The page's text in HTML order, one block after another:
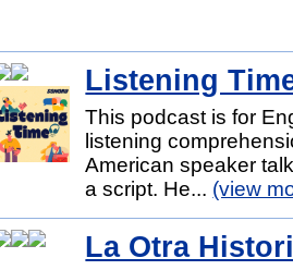
Listening
This podcast is for
listening
American speaker
a script. He... (view
La Otra